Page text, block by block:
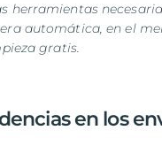
herramientas
automática, en el
gratis.
en los